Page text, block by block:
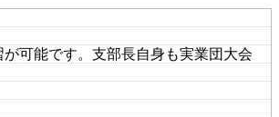
可能です。支部長自身も実業団大会